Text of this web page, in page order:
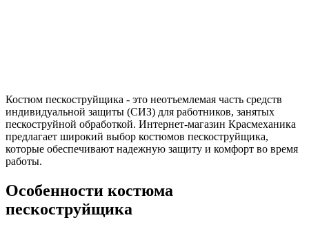
Костюм пескоструйщика - это неотъемлемая часть средств
индивидуальной защиты (СИЗ) для работников, занятых
пескоструйной обработкой. Интернет-магазин Красмеханика
предлагает широкий выбор костюмов пескоструйщика,
которые обеспечивают надежную защиту и комфорт во время
работы.
Особенности костюма
пескоструйщика